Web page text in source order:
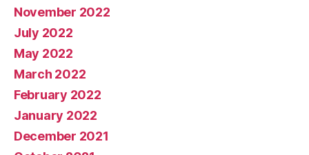
November 2022
July 2022
May 2022
March 2022
February 2022
January 2022
December 2021